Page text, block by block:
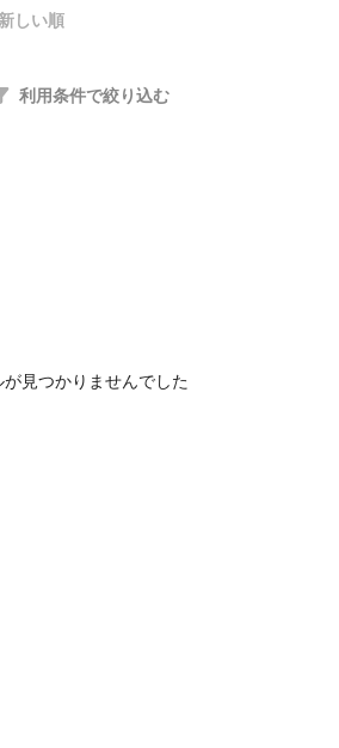
しい順
利用条件で絞り込む
が見つかりませんでした